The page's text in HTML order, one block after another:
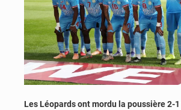
Les Léopards ont mordu la poussière 2-